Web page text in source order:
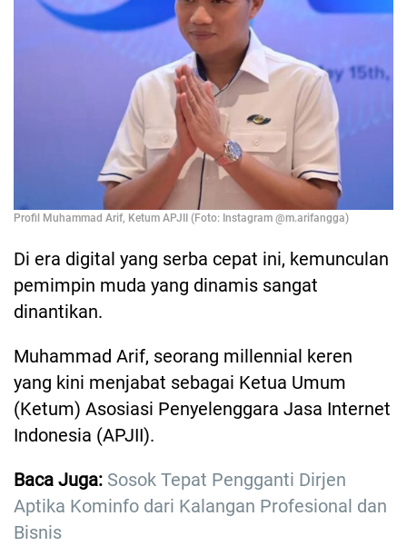
Profil Muhammad Arif, Ketum APJII (Foto: Instagram @m.arifangga)
Di era digital yang serba cepat ini, kemunculan
pemimpin muda yang dinamis sangat
dinantikan.
Muhammad Arif, seorang millennial keren
yang kini menjabat sebagai Ketua Umum
(Ketum) Asosiasi Penyelenggara Jasa Internet
Indonesia (APJII).
Baca Juga: Sosok Tepat Pengganti Dirjen
Aptika Kominfo dari Kalangan Profesional dan
Bisnis